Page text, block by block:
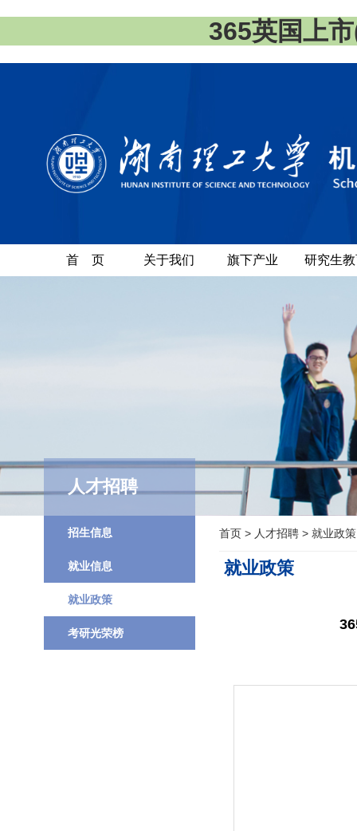
365英国上
首 页 关于我们 旗下产业 研究生
人才招聘
招生信息
就业信息
就业政策
考研光荣榜
首页 > 人才招聘 > 就业政策
就业政策